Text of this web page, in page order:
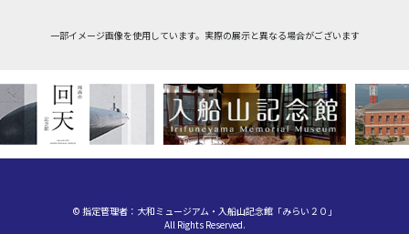
一部イメージ画像を使用しています。実際の展示と異なる場合がございます
© 指定管理者：大和ミュージアム・入船山記念館「みらい２０」
All Rights Reserved.